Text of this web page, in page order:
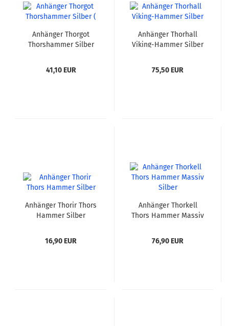
Anhänger Thorgot
Thorshammer Silber
41,10 EUR
Anhänger Thorhall
Viking-Hammer Silber
75,50 EUR
Anhänger Thorir Thors
Hammer Silber
16,90 EUR
Anhänger Thorkell
Thors Hammer Massiv
76,90 EUR